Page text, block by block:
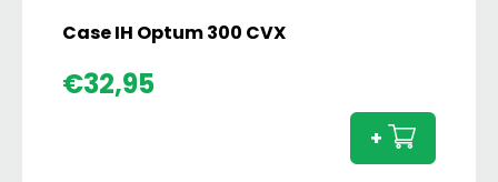
Case IH Optum 300 CVX
€32,95
300
+